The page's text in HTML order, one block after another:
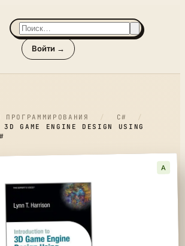
Войти →
ПРОГРАММИРОВАНИЯ / C#
/
3D GAME ENGINE DESIGN USING
A